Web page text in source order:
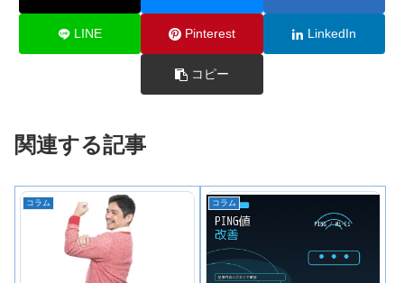
LINE Pinterest LinkedIn
コピー
関連する記事
コラム コラム